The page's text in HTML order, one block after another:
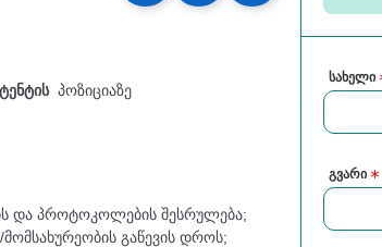
პოზიციაზე
და პროტოკოლების შესრულება;
მომსახურეობის გაწევის დროს;
სახელი
გვარი